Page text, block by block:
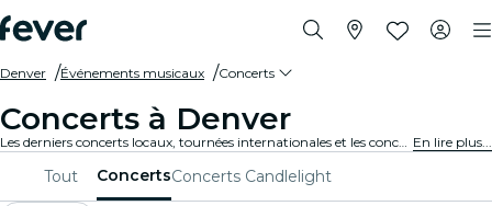
Denver Événements musicaux Concerts
Concerts à Denver
Les derniers concerts locaux, tournées internationales et les concerts de musique en tous genres à Denver. En lire plus...
Tout ConcertsConcerts Candlelight